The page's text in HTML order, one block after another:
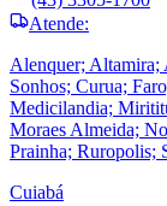
Atende:
Alenquer; Altamira;
Sonhos; Curua;
Medicilandia;
Moraes Almeida;
Prainha; Ruropolis;
Cuiabá